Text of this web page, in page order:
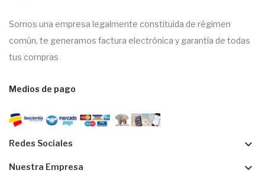
Somos una empresa legalmente constituida de régimen
común, te generamos factura electrónica y garantía de todas
tus compras
Medios de pago
Redes Sociales keyboard_arrow_down
Nuestra Empresa keyboard_arrow_down